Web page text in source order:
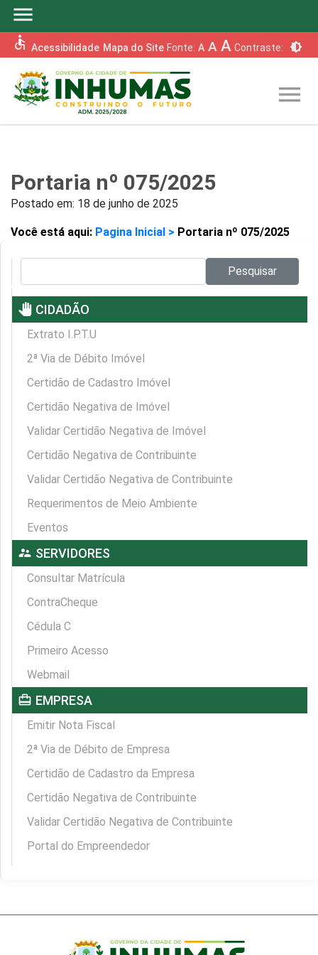
menu
accessible Acessibilidade Mapa do Site Fonte: A A A Contraste: brightness_6
menu
Portaria nº 075/2025
Postado em: 18 de junho de 2025
Você está aqui: Pagina Inicial > Portaria nº 075/2025
Pesquisar
pan_tool CIDADÃO
Extrato I.P.T.U
2ª Via de Débito Imóvel
Certidão de Cadastro Imóvel
Certidão Negativa de Imóvel
Validar Certidão Negativa de Imóvel
Certidão Negativa de Contribuinte
Validar Certidão Negativa de Contribuinte
Requerimentos de Meio Ambiente
Eventos
supervisor_account SERVIDORES
Consultar Matrícula
ContraCheque
Cédula C
Primeiro Acesso
Webmail
card_travel EMPRESA
Emitir Nota Fiscal
2ª Via de Débito de Empresa
Certidão de Cadastro da Empresa
Certidão Negativa de Contribuinte
Validar Certidão Negativa de Contribuinte
Portal do Empreendedor